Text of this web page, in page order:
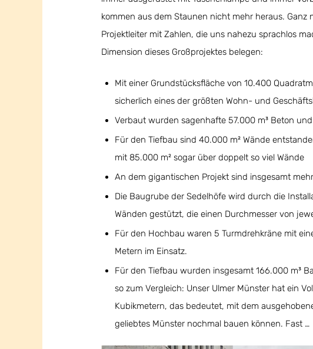
kommen aus dem Staunen nicht mehr heraus. Ganz
Projektleiter mit Zahlen, die uns nahezu sprachlos
Dimension dieses Großprojektes belegen:
Mit einer Grundstücksfläche von 10.400
sicherlich eines der größten Wohn- und
Verbaut wurden sagenhafte 57.000 m³ Beton
Für den Tiefbau sind 40.000 m² Wände
mit 85.000 m² sogar über doppelt so viel Wände
An dem gigantischen Projekt sind insgesamt
Die Baugrube der Sedelhöfe wird durch die
Wänden gestützt, die einen Durchmesser von
Für den Hochbau waren 5 Turmdrehkräne mit
Metern im Einsatz.
Für den Tiefbau wurden insgesamt 166.000 m³
so zum Vergleich: Unser Ulmer Münster hat ein
Kubikmetern, das bedeutet, mit dem
geliebtes Münster nochmal bauen können. Fast …